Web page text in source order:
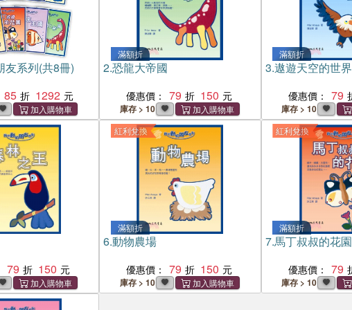
友系列(共8冊)
85
1292
滿額折
2.恐龍大帝國
優惠價： 79 150
庫存 > 10
滿額折
3.遨遊天空的世界
優惠價： 79
庫存 > 10
79 150
紅利兌換
滿額折
6.動物農場
優惠價： 79 150
庫存 > 10
紅利兌換
滿額折
7.馬丁叔叔的花園
優惠價： 79
庫存 > 10